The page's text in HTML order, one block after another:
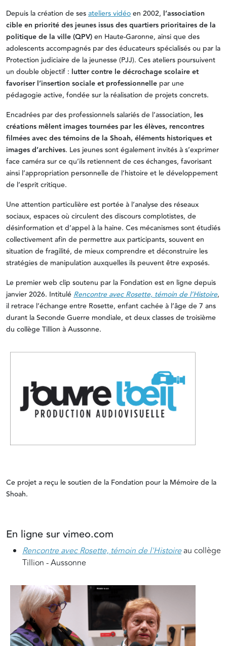
Depuis la création de sesateliers vidéoen 2002, l’association
cible en priorité des jeunes issus des quartiers prioritaires de la
politique de la ville (QPV)en Haute-Garonne, ainsi que des
adolescents accompagnés par des éducateurs spécialisés ou par la
Protection judiciaire de la jeunesse (PJJ). Ces ateliers poursuivent
un double objectif : lutter contre le décrochage scolaire et
favoriser l’insertion sociale et professionnelle par une
pédagogie active, fondée sur la réalisation de projets concrets.
Encadrées par des professionnels salariés de l’association, les
créations mêlent images tournées par les élèves, rencontres
filmées avec des témoins de la Shoah, éléments historiques et
images d’archives. Les jeunes sont également invités à s’exprimer
face caméra sur ce qu’ils retiennent de ces échanges, favorisant
ainsi l’appropriation personnelle de l’histoire et le développement
de l’esprit critique.
Une attention particulière est portée à l’analyse des réseaux
sociaux, espaces où circulent des discours complotistes, de
désinformation et d’appel à la haine. Ces mécanismes sont étudiés
collectivement afin de permettre aux participants, souvent en
situation de fragilité, de mieux comprendre et déconstruire les
stratégies de manipulation auxquelles ils peuvent être exposés.
Le premier web clip soutenu par la Fondation est en ligne depuis
janvier 2026. IntituléRencontre avec Rosette, témoin de l’Histoire,
il retrace l’échange entre Rosette, enfant cachée à l’âge de 7 ans
durant la Seconde Guerre mondiale, et deux classes de troisième
du collège Tillion à Aussonne.
Ce projet a reçu le soutien de la Fondation pour la Mémoire de la
Shoah.
En ligne sur vimeo.com
Rencontre avec Rosette, témoin de l'Histoireau collège
Tillion - Aussonne